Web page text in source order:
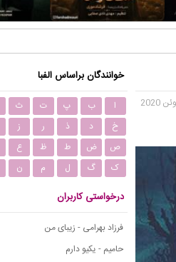
خوانندگان براساس الفبا
ا ب پ ت ث
خ
د ذ ر ز
ص
ض ط ظ ع
ک
گ ل م ن
درخواستی کاربران
فرزاد بهرامی - زیبای من
حامیم - یکیو دارم